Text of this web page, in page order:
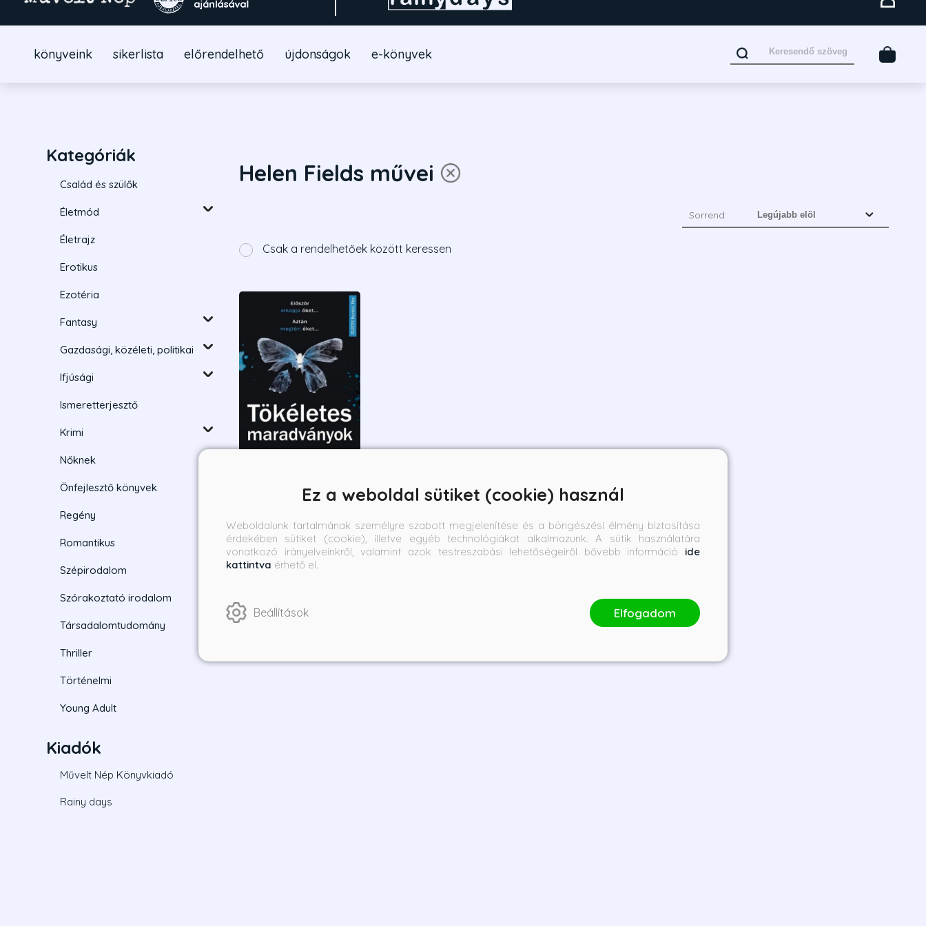
könyveink sikerlista előrendelhető újdonságok e-könyvek
Kategóriák
Család és szülők
Életmód
Életrajz
Erotikus
Ezotéria
Fantasy
Gazdasági, közéleti, politikai
Ifjúsági
Ismeretterjesztő
Krimi
Nőknek
Önfejlesztő könyvek
Regény
Romantikus
Szépirodalom
Szórakoztató irodalom
Társadalomtudomány
Thriller
Történelmi
Young Adult
Kiadók
Művelt Nép Könyvkiadó
Rainy days
Helen Fields művei
Sorrend:
Csak a rendelhetőek között keressen
Helen Fields
Borító ár: Online ár:
Ez a weboldal sütiket (cookie) használ
Weboldalunk tartalmának személyre szabott megjelenítése és a böngészési élmény biztosítása
érdekében sütiket (cookie), illetve egyéb technológiákat alkalmazunk. A sütik használatára
vonatkozó irányelveinkről, valamint azok testreszabási lehetőségeiről bővebb információ ide
kattintva érhető el.
Beállítások Elfogadom